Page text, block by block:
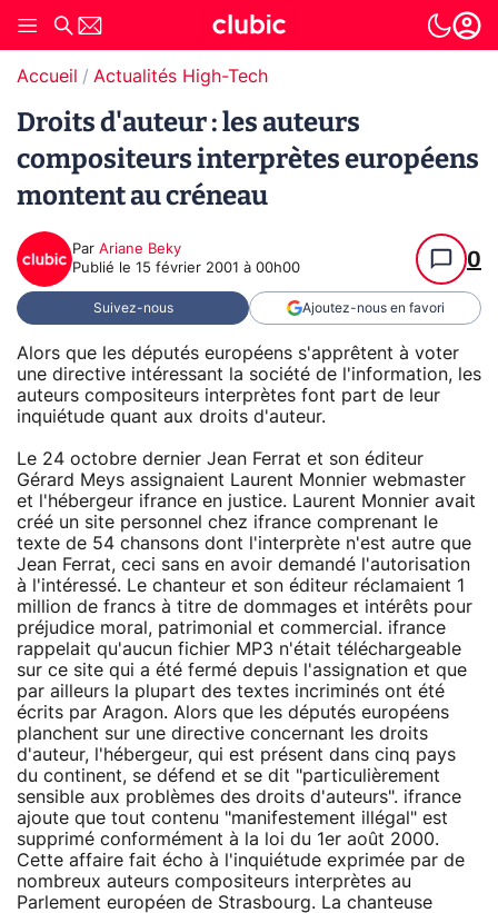
Accueil Actualités High-Tech
Droits d'auteur : les auteurs
compositeurs interprètes européens
montent au créneau
Par Ariane Beky
Publié le 15 février 2001 à 00h00 0
Suivez-nous Ajoutez-nous en favori
Alors que les députés européens s'apprêtent à voter
une directive intéressant la société de l'information, les
auteurs compositeurs interprètes font part de leur
inquiétude quant aux droits d'auteur.
Le 24 octobre dernier Jean Ferrat et son éditeur
Gérard Meys assignaient Laurent Monnier webmaster
et l'hébergeur ifrance en justice. Laurent Monnier avait
créé un site personnel chez ifrance comprenant le
texte de 54 chansons dont l'interprète n'est autre que
Jean Ferrat, ceci sans en avoir demandé l'autorisation
à l'intéressé. Le chanteur et son éditeur réclamaient 1
million de francs à titre de dommages et intérêts pour
préjudice moral, patrimonial et commercial. ifrance
rappelait qu'aucun fichier MP3 n'était téléchargeable
sur ce site qui a été fermé depuis l'assignation et que
par ailleurs la plupart des textes incriminés ont été
écrits par Aragon. Alors que les députés européens
planchent sur une directive concernant les droits
d'auteur, l'hébergeur, qui est présent dans cinq pays
du continent, se défend et se dit "particulièrement
sensible aux problèmes des droits d'auteurs". ifrance
ajoute que tout contenu "manifestement illégal" est
supprimé conformément à la loi du 1er août 2000.
Cette affaire fait écho à l'inquiétude exprimée par de
nombreux auteurs compositeurs interprètes au
Parlement européen de Strasbourg. La chanteuse